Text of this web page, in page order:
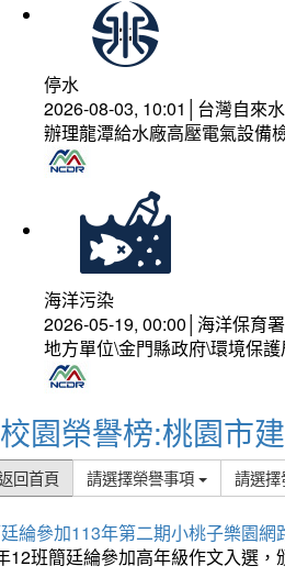
停水
2026-08-03, 10:01│台灣自來
辦理龍潭給水廠高壓電氣設備
海洋污染
2026-05-19, 00:00│海洋保育署
地方單位\金門縣政府\環境保
校園榮譽榜:桃園市
回首頁 請選擇榮譽事項 請選
綸參加113年第二期小桃子樂園
12班簡廷綸參加高年級作文入選，